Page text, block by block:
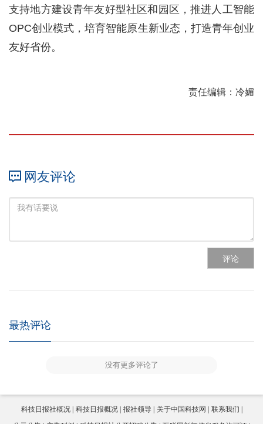
支持地方建设青年友好型社区和园区，推进人工智能
OPC创业模式，培育智能原生新业态，打造青年创业
友好省份。
责任编辑：冷媚
网友评论
评论
最热评论
没有更多评论了
科技日报社概况 科技日报概况 报社领导 关于中国科技网
联系我们